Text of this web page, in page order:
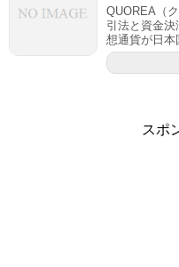
QUOREA（
引法と資金
想通貨が日本
スポ